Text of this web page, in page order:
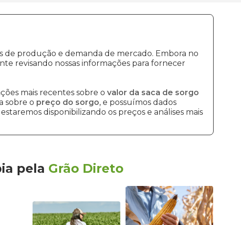
de produção e demanda de mercado. Embora no
revisando nossas informações para fornecer
mais recentes sobre o valor da saca de sorgo
sobre o preço do sorgo, e possuímos dados
disponibilizando os preços e análises mais
pela Grão Direto